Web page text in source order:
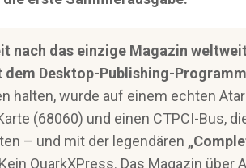
nach das einzige Magazin
Desktop-Publishing-
halten, wurde auf einem echten
(68060) und einen CTPCI-Bus,
– und mit der legendären
QuarkXPress. Das Magazin über